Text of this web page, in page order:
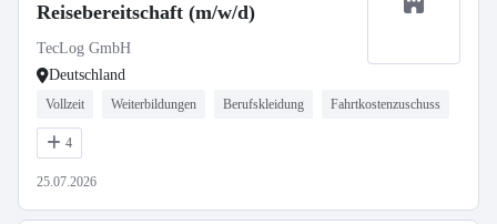
Reisebereitschaft (m/w/d)
TecLog GmbH
Deutschland
Vollzeit Weiterbildungen Berufskleidung Fahrtkostenzuschuss
4
25.07.2026